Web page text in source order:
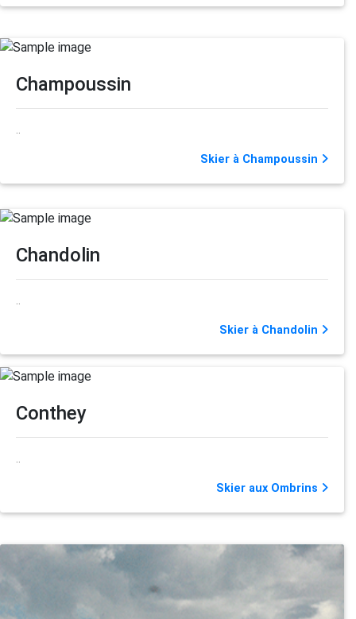
Champoussin
..
Skier à Champoussin
Chandolin
..
Skier à Chandolin
Conthey
..
Skier aux Ombrins